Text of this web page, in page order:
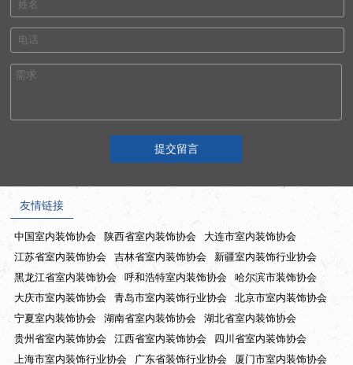
友情链接
中国室内装饰协会 陕西省室内装饰协会
大连市室内装饰协会
江苏省室内装饰协会
吉林省室内装饰协会
新疆室内装饰行业协会
黑龙江省室内装饰协会
呼和浩特室内装饰协会
哈尔滨市装饰协会
大庆市室内装饰协会
青岛市室内装饰行业协会
北京市室内装饰协会
宁夏室内装饰协会
湖南省室内装饰协会
湖北省室内装饰协会
贵州省室内装饰协会
江西省室内装饰协会
四川省室内装饰协会
上海市室内装饰行业协会
广东省装饰行业协会 厦门市室内装饰协会